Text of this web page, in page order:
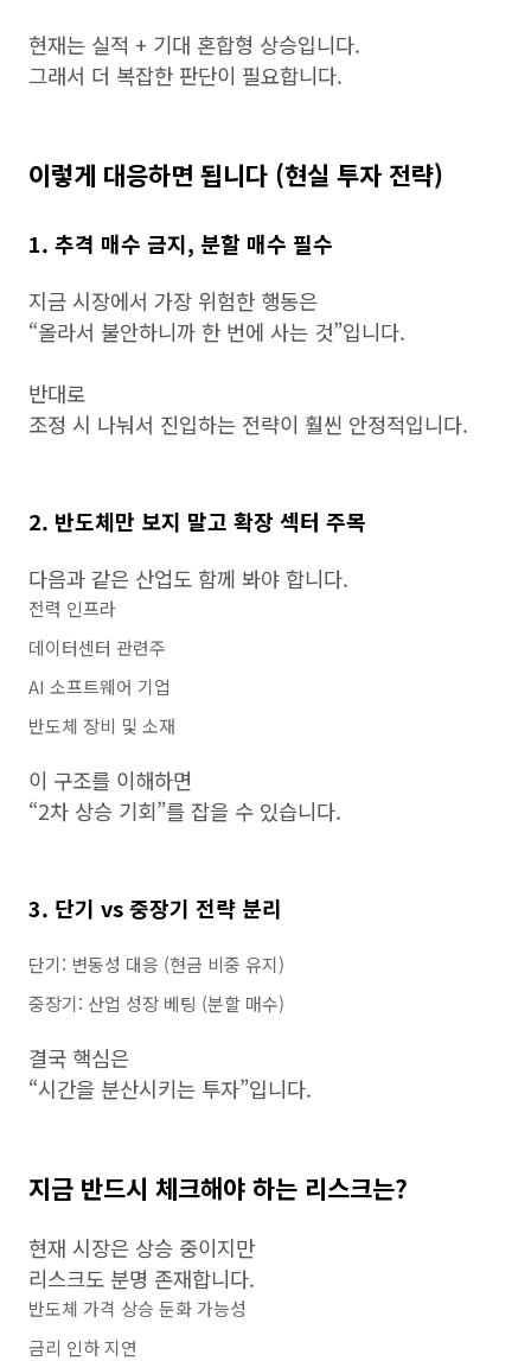
현재는 실적 + 기대 혼합형 상승입니다.
그래서 더 복잡한 판단이 필요합니다.
이렇게 대응하면 됩니다 (현실 투자 전략)
1. 추격 매수 금지, 분할 매수 필수
지금 시장에서 가장 위험한 행동은
“올라서 불안하니까 한 번에 사는 것”입니다.
반대로
조정 시 나눠서 진입하는 전략이 훨씬 안정적입니다.
2. 반도체만 보지 말고 확장 섹터 주목
다음과 같은 산업도 함께 봐야 합니다.
전력 인프라
데이터센터 관련주
AI 소프트웨어 기업
반도체 장비 및 소재
이 구조를 이해하면
“2차 상승 기회”를 잡을 수 있습니다.
3. 단기 vs 중장기 전략 분리
단기: 변동성 대응 (현금 비중 유지)
중장기: 산업 성장 베팅 (분할 매수)
결국 핵심은
“시간을 분산시키는 투자”입니다.
지금 반드시 체크해야 하는 리스크는?
현재 시장은 상승 중이지만
리스크도 분명 존재합니다.
반도체 가격 상승 둔화 가능성
금리 인하 지연